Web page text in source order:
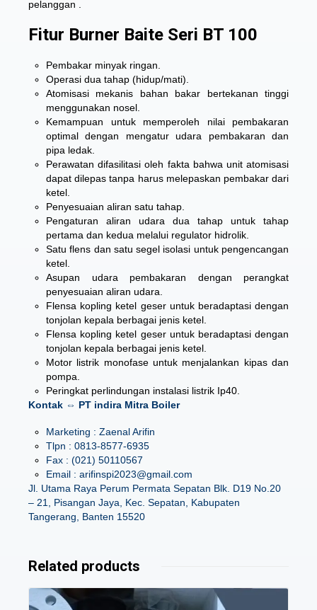
pelanggan .
Fitur Burner Baite Seri BT 100
Pembakar minyak ringan.
Operasi dua tahap (hidup/mati).
Atomisasi mekanis bahan bakar bertekanan tinggi
menggunakan nosel.
Kemampuan untuk memperoleh nilai pembakaran
optimal dengan mengatur udara pembakaran dan
pipa ledak.
Perawatan difasilitasi oleh fakta bahwa unit atomisasi
dapat dilepas tanpa harus melepaskan pembakar dari
ketel.
Penyesuaian aliran satu tahap.
Pengaturan aliran udara dua tahap untuk tahap
pertama dan kedua melalui regulator hidrolik.
Satu flens dan satu segel isolasi untuk pengencangan
ketel.
Asupan udara pembakaran dengan perangkat
penyesuaian aliran udara.
Flensa kopling ketel geser untuk beradaptasi dengan
tonjolan kepala berbagai jenis ketel.
Flensa kopling ketel geser untuk beradaptasi dengan
tonjolan kepala berbagai jenis ketel.
Motor listrik monofase untuk menjalankan kipas dan
pompa.
Peringkat perlindungan instalasi listrik Ip40.
Kontak ⇔ PT indira Mitra Boiler
Marketing : Zaenal Arifin
Tlpn : 0813-8577-6935
Fax : (021) 50110567
Email : arifinspi2023@gmail.com
Jl. Utama Raya Perum Permata Sepatan Blk. D19 No.20
– 21, Pisangan Jaya, Kec. Sepatan, Kabupaten
Tangerang, Banten 15520
Related products